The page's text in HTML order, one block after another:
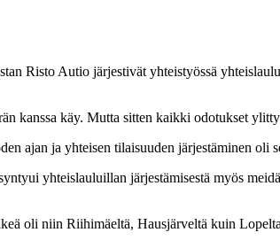
Risto Autio järjestivät yhteistyössä
kanssa käy. Mutta sitten kaikki odotukset
ajan ja yhteisen tilaisuuden järjestäminen oli
yhteislauluillan järjestämisestä myös
oli niin Riihimäeltä, Hausjärveltä kuin